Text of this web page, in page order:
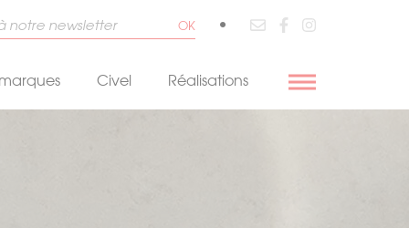
OK •
Civel Réalisations